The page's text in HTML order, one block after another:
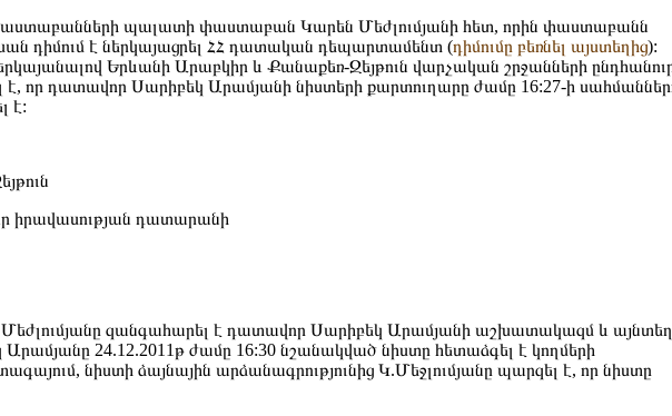
պալատի փաստաբան Կարեն Մեժլումյանի հետ, որին փաստաբանն
դիմում է ներկայացրել ՀՀ դատական դեպարտամենտ (դիմումը բեռնել այստեղից):
Երևանի Արաբկիր և Քանաքեռ-Զեյթուն վարչական շրջանների
որ դատավոր Սարիբեկ Արամյանի նիստերի քարտուղարը ժամը 16:27-ի
է:
իրավասության դատարանի
զանգահարել է դատավոր Սարիբեկ Արամյանի աշխատակազմ և
24.12.2011թ ժամը 16:30 նշանակված նիստը հետաձգել է կողմերի
նիստի ձայնային արձանագրությունից Կ.Մեջլումյանը պարզել է, որ նիստը